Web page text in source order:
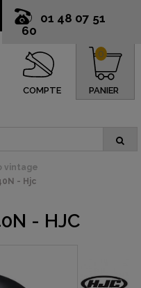
01 48 07 51
60
COMPTE PANIER
0
vintage
- Hjc
- HJC